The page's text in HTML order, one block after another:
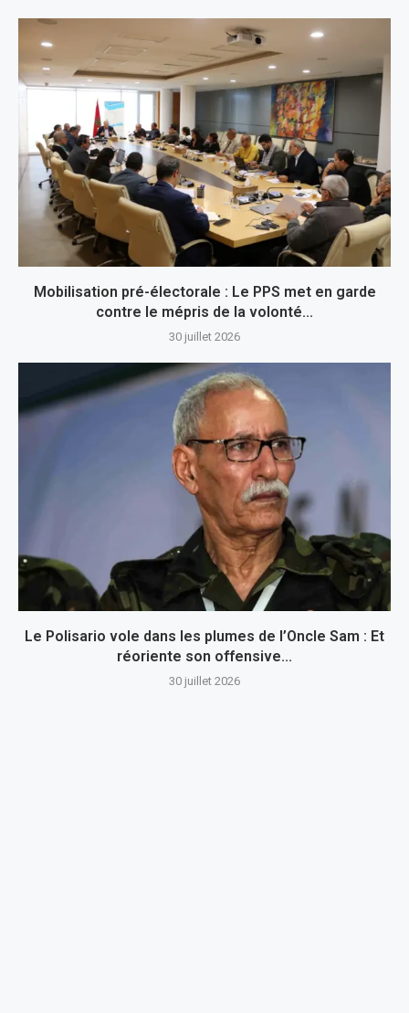
Mobilisation pré-électorale : Le PPS met en garde
contre le mépris de la volonté...
30 juillet 2026
Le Polisario vole dans les plumes de l’Oncle Sam : Et
réoriente son offensive...
30 juillet 2026